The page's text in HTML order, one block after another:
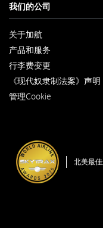
我们的公司
关于加航
新
窗
口
内
开
产品和服务
行李费变更
《现代奴隶制法案》声明
管理Cookie
北美最